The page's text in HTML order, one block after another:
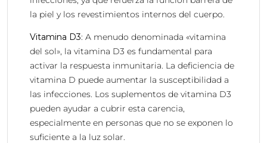
la piel y los revestimientos internos del cuerpo.
Vitamina D3: A menudo denominada «vitamina
del sol», la vitamina D3 es fundamental para
activar la respuesta inmunitaria. La deficiencia de
vitamina D puede aumentar la susceptibilidad a
las infecciones. Los suplementos de vitamina D3
pueden ayudar a cubrir esta carencia,
especialmente en personas que no se exponen lo
suficiente a la luz solar.